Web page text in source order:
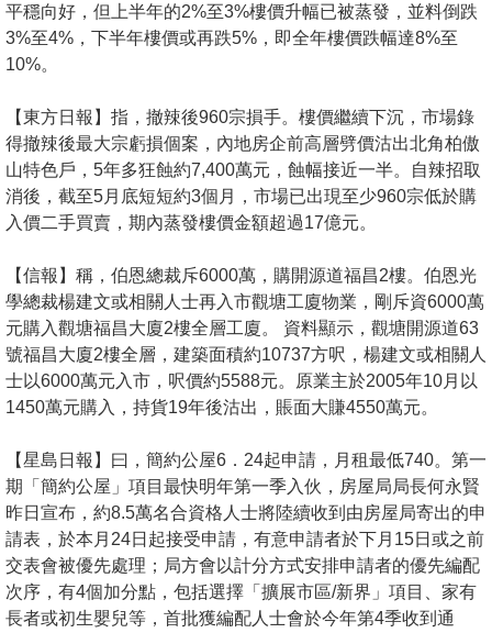
們
平穩向好，但上半年的2%至3%樓價升幅已被蒸發，並料倒跌
3%至4%，下半年樓價或再跌5%，即全年樓價跌幅達8%至
10%。
【東方日報】指，撤辣後960宗損手。樓價繼續下沉，市場錄
得撤辣後最大宗虧損個案，內地房企前高層劈價沽出北角柏傲
山特色戶，5年多狂蝕約7,400萬元，蝕幅接近一半。自辣招取
消後，截至5月底短短約3個月，市場已出現至少960宗低於購
入價二手買賣，期內蒸發樓價金額超過17億元。
【信報】稱，伯恩總裁斥6000萬，購開源道福昌2樓。伯恩光
學總裁楊建文或相關人士再入市觀塘工廈物業，剛斥資6000萬
元購入觀塘福昌大廈2樓全層工廈。 資料顯示，觀塘開源道63
號福昌大廈2樓全層，建築面積約10737方呎，楊建文或相關人
士以6000萬元入市，呎價約5588元。原業主於2005年10月以
1450萬元購入，持貨19年後沽出，賬面大賺4550萬元。
【星島日報】曰，簡約公屋6．24起申請，月租最低740。第一
期「簡約公屋」項目最快明年第一季入伙，房屋局局長何永賢
昨日宣布，約8.5萬名合資格人士將陸續收到由房屋局寄出的申
請表，於本月24日起接受申請，有意申請者於下月15日或之前
交表會被優先處理；局方會以計分方式安排申請者的優先編配
次序，有4個加分點，包括選擇「擴展市區/新界」項目、家有
長者或初生嬰兒等，首批獲編配人士會於今年第4季收到通